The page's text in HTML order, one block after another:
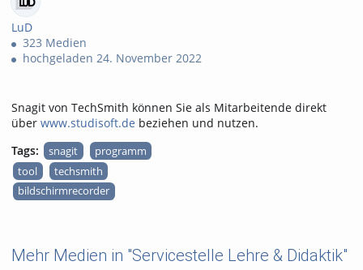
LuD
323 Medien
hochgeladen 24. November 2022
Snagit von TechSmith können Sie als Mitarbeitende direkt
über www.studisoft.de beziehen und nutzen.
Tags:
snagit
programm
tool
techsmith
bildschirmrecorder
Mehr Medien in "Servicestelle Lehre & Didaktik"